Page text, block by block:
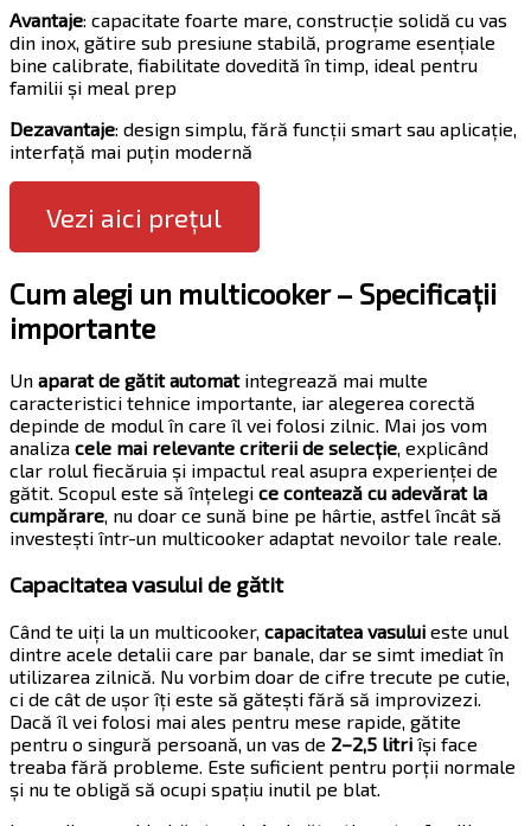
Avantaje: capacitate foarte mare, construcție solidă cu vas
din inox, gătire sub presiune stabilă, programe esențiale
bine calibrate, fiabilitate dovedită în timp, ideal pentru
familii și meal prep
Dezavantaje: design simplu, fără funcții smart sau aplicație,
interfață mai puțin modernă
Vezi aici prețul
Cum alegi un multicooker – Specificații
importante
Un aparat de gătit automatintegrează mai multe
caracteristici tehnice importante, iar alegerea corectă
depinde de modul în care îl vei folosi zilnic. Mai jos vom
analiza cele mai relevante criterii de selecție , explicând
clar rolul fiecăruia și impactul real asupra experienței de
gătit. Scopul este să înțelegi ce contează cu adevărat la
cumpărare , nu doar ce sună bine pe hârtie, astfel încât să
investești într-un multicooker adaptat nevoilor tale reale.
Capacitatea vasului de gătit
Când te uiți la un multicooker, capacitatea vasului este unul
dintre acele detalii care par banale, dar se simt imediat în
utilizarea zilnică. Nu vorbim doar de cifre trecute pe cutie,
ci de cât de ușor îți este să gătești fără să improvizezi.
Dacă îl vei folosi mai ales pentru mese rapide, gătite
pentru o singură persoană, un vas de 2–2,5 litri își face
treaba fără probleme. Este suficient pentru porții normale
și nu te obligă să ocupi spațiu inutil pe blat.